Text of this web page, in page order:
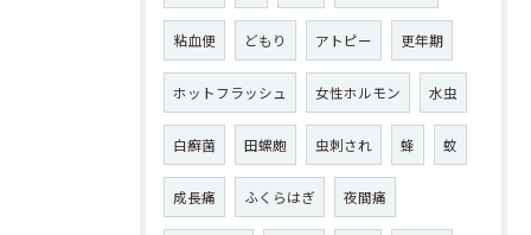
粘血便 どもり アトピー 更年期
ホットフラッシュ 女性ホルモン 水虫
白癬菌 田螺皰 虫刺され 蜂 蚊
成長痛 ふくらはぎ 夜間痛